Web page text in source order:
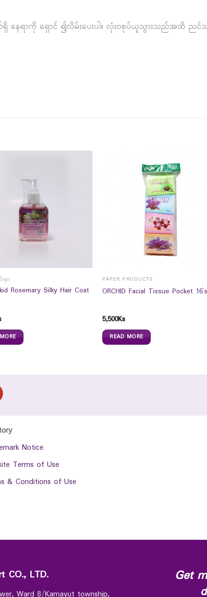
ရာကို ရှောင် ၍လိမ်းပေးပါ။ လုံးဝစုပ်ယူသွားသည်အထိ ညင်သာ
ျား
Rosemary Silky Hair Coat
PAPER PRODUCTS
ORCHID Facial Tissue Pocket 16`s
5,500Ks
READ MORE
Notice
Terms of Use
& Conditions of Use
CO., LTD.
Ward 8/Kamayut township,
Get